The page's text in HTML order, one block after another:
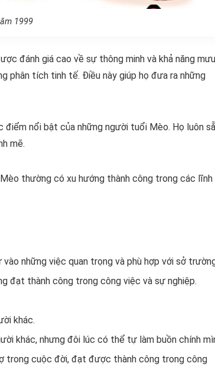
1999
đánh giá cao về sự thông minh và khả năng mưu
phân tích tinh tế. Điều này giúp họ đưa ra những
nổi bật của những người tuổi Mèo. Họ luôn
mẽ.
thường có xu hướng thành công trong các lĩnh
những việc quan trọng và phù hợp với sở
đạt thành công trong công việc và sự nghiệp.
khác.
khác, nhưng đôi lúc có thể tự làm buồn chính
trong cuộc đời, đạt được thành công trong công